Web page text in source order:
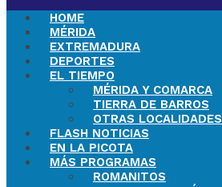
HOME
MÉRIDA
EXTREMADURA
DEPORTES
EL TIEMPO
MÉRIDA Y COMARCA
TIERRA DE BARROS
OTRAS LOCALIDADES
FLASH NOTICIAS
EN LA PICOTA
MÁS PROGRAMAS
ROMANITOS